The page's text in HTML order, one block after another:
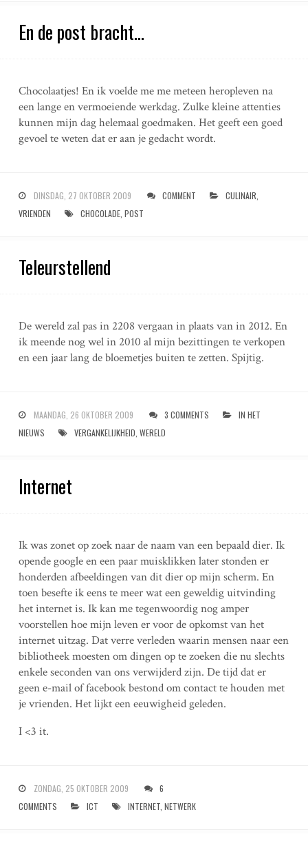
En de post bracht…
Chocolaatjes! En ik voelde me me meteen heropleven na
een lange en vermoeiende werkdag. Zulke kleine attenties
kunnen mijn dag helemaal goedmaken. Het geeft een goed
gevoel te weten dat er aan je gedacht wordt.
DINSDAG, 27 OKTOBER 2009 COMMENT CULINAIR
VRIENDEN
CHOCOLADE, POST
Teleurstellend
De wereld zal pas in 2208 vergaan in plaats van in 2012. En
ik meende nog wel in 2010 al mijn bezittingen te verkopen
en een jaar lang de bloemetjes buiten te zetten. Spijtig.
MAANDAG, 26 OKTOBER 2009 3 COMMENTS
IN HET
NIEUWS
VERGANKELIJKHEID WERELD
Internet
Ik was zonet op zoek naar de naam van een bepaald dier. Ik
opende google en een paar muisklikken later stonden er
honderden afbeeldingen van dit dier op mijn scherm. En
toen besefte ik eens te meer wat een geweldig uitvinding
het internet is. Ik kan me tegenwoordig nog amper
voorstellen hoe mijn leven er voor de opkomst van het
internet uitzag. Dat verre verleden waarin mensen naar een
bibliotheek moesten om dingen op te zoeken die nu slechts
enkele seconden van ons verwijderd zijn. De tijd dat er
geen e-mail of facebook bestond om contact te houden met
je vrienden. Het lijkt een eeuwigheid geleden.
I <3 it.
ZONDAG, 25 OKTOBER 2009
6
COMMENTS
ICT INTERNET, NETWERK